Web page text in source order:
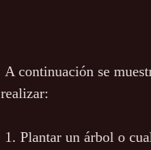
realizar:
1. Plantar un árbol o